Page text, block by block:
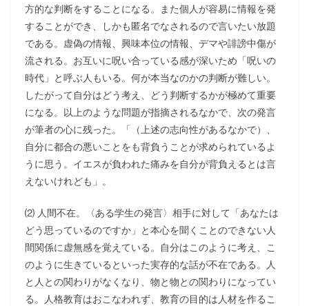
方的な判断をすることになる。また個人が容易に情報を発
することができ、しかも匿名でなされるので言いたい放題
である。虚偽の情報、興味本位の情報、デマや誹謗中傷が
流される。お互いに呪い合っている感が深いため「呪いの
時代」と呼ぶ人もいる。何が本当なのかの判断が難しい。
したがって自分はどう考え、どう判断するかが極めて重要
になる。以上のような問題が指摘されるなかで、次の発言
が筆者の心に残った。「（上述の志向性があるなかで）、
自分に都合の悪いことをも背負うことが求められているよ
うに思う。イエスが負われた痛みを自分が背負えるとは言
えないけれども」。
⑵ 人間不在。〈ある学生の発言〉相手に対して「あなたは
どう思っているのですか」と本心を聞くことのできない人
間関係に虚無感を覚えている。自分はこのように考え、こ
のように生きているといった実存的な話が不在である。人
と人との関わりがなくなり、物と物との関わりになってい
る。人格教育はおこなわれず、教育の目的は人材を作るこ